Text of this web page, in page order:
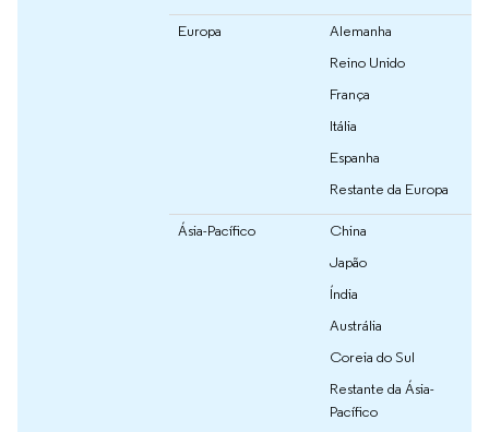
Europa
Alemanha
Reino Unido
França
Itália
Espanha
Restante da Europa
Ásia-Pacífico
China
Japão
Índia
Austrália
Coreia do Sul
Restante da Ásia-
Pacífico